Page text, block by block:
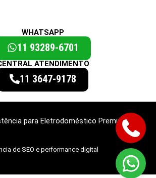
WHATSAPP
11 93289-6701
ATENDIMENTO
11 3647-9178
para Eletrodoméstico Premium
de SEO e performance digital